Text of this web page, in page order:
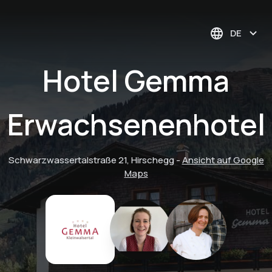
DE
Hotel Gemma
Erwachsenenhotel
Schwarzwassertalstraße 21, Hirschegg-Ansicht auf Google
Maps